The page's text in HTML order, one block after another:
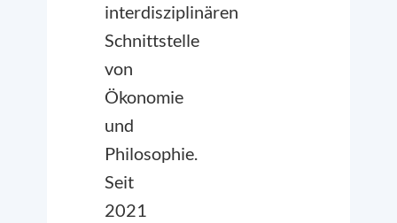
interdisziplinären
Schnittstelle
von
Ökonomie
und
Philosophie.
Seit
2021